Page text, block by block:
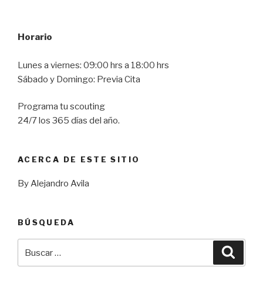
Horario
Lunes a viernes: 09:00 hrs a 18:00 hrs
Sábado y Domingo: Previa Cita
Programa tu scouting
24/7 los 365 días del año.
ACERCA DE ESTE SITIO
By Alejandro Avila
BÚSQUEDA